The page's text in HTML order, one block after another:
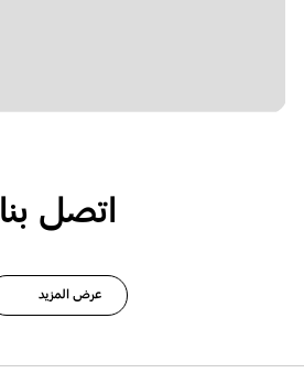
اتصل بنا
عرض المزيد